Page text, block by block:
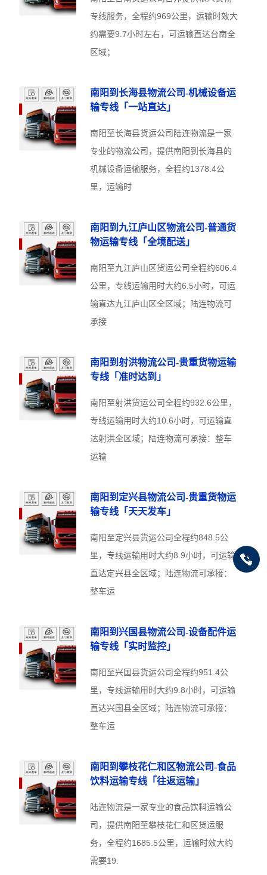
专线服务，全程约969公里，运输时效大
约需要9.7小时左右，可运输直达台南全
区域；
南阳到长海县物流公司-机械设备运
输专线「一站直达」
南阳至长海县货运公司陆连物流是一家
专业的物流公司，提供南阳到长海县的
机械设备运输服务，全程约1378.4公
里，运输时
南阳到九江庐山区物流公司-普通货
物运输专线「全境配送」
南阳至九江庐山区货运公司全程约606.4
公里，专线运输用时大约6.5小时，可运
输直达九江庐山区全区域；陆连物流可
承接
南阳到射洪物流公司-贵重货物运输
专线「准时达到」
南阳至射洪货运公司全程约932.6公里，
专线运输用时大约10.6小时，可运输直
达射洪全区域；陆连物流可承接：整车
运输
南阳到定兴县物流公司-贵重货物运
输专线「天天发车」
南阳至定兴县货运公司全程约848.5公
里，专线运输用时大约8.9小时，可运输
直达定兴县全区域；陆连物流可承接：
整车运
南阳到兴国县物流公司-设备配件运
输专线「实时监控」
南阳至兴国县货运公司全程约951.4公
里，专线运输用时大约9.8小时，可运输
直达兴国县全区域；陆连物流可承接：
整车运
南阳到攀枝花仁和区物流公司-食品
饮料运输专线「往返运输」
陆连物流是一家专业的食品饮料运输公
司，提供南阳至攀枝花仁和区货运服
务，全程约1685.5公里，运输时效大约
需要19.